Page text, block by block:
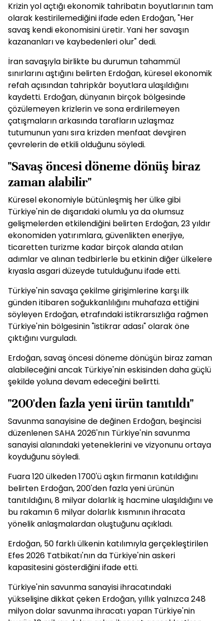
Krizin yol açtığı ekonomik tahribatın boyutlarının tam
olarak kestirilemediğini ifade eden Erdoğan, "Her
savaş kendi ekonomisini üretir. Yani her savaşın
kazananları ve kaybedenleri olur" dedi.
İran savaşıyla birlikte bu durumun tahammül
sınırlarını aştığını belirten Erdoğan, küresel ekonomik
refah açısından tahripkâr boyutlara ulaşıldığını
kaydetti. Erdoğan, dünyanın birçok bölgesinde
çözülemeyen krizlerin ve sona erdirilemeyen
çatışmaların arkasında tarafların uzlaşmaz
tutumunun yanı sıra krizden menfaat devşiren
çevrelerin de etkili olduğunu söyledi.
"Savaş öncesi döneme dönüş biraz
zaman alabilir"
Küresel ekonomiyle bütünleşmiş her ülke gibi
Türkiye'nin de dışarıdaki olumlu ya da olumsuz
gelişmelerden etkilendiğini belirten Erdoğan, 23 yıldır
ekonomiden yatırımlara, güvenlikten enerjiye,
ticaretten turizme kadar birçok alanda atılan
adımlar ve alınan tedbirlerle bu etkinin diğer ülkelere
kıyasla asgari düzeyde tutulduğunu ifade etti.
Türkiye'nin savaşa çekilme girişimlerine karşı ilk
günden itibaren soğukkanlılığını muhafaza ettiğini
söyleyen Erdoğan, etrafındaki istikrarsızlığa rağmen
Türkiye'nin bölgesinin "istikrar adası" olarak öne
çıktığını vurguladı.
Erdoğan, savaş öncesi döneme dönüşün biraz zaman
alabileceğini ancak Türkiye'nin eskisinden daha güçlü
şekilde yoluna devam edeceğini belirtti.
"200'den fazla yeni ürün tanıtıldı"
Savunma sanayisine de değinen Erdoğan, beşincisi
düzenlenen SAHA 2026'nın Türkiye'nin savunma
sanayisi alanındaki yeteneklerini ve vizyonunu ortaya
koyduğunu söyledi.
Fuara 120 ülkeden 1700'ü aşkın firmanın katıldığını
belirten Erdoğan, 200'den fazla yeni ürünün
tanıtıldığını, 8 milyar dolarlık iş hacmine ulaşıldığını ve
bu rakamın 6 milyar dolarlık kısmının ihracata
yönelik anlaşmalardan oluştuğunu açıkladı.
Erdoğan, 50 farklı ülkenin katılımıyla gerçekleştirilen
Efes 2026 Tatbikatı'nın da Türkiye'nin askeri
kapasitesini gösterdiğini ifade etti.
Türkiye'nin savunma sanayisi ihracatındaki
yükselişine dikkat çeken Erdoğan, yıllık yalnızca 248
milyon dolar savunma ihracatı yapan Türkiye'nin